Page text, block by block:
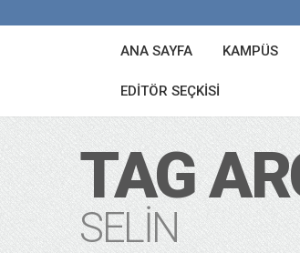
ANA SAYFA KAMPÜS
EDITÖR SEÇKISI
TAG
SELIN